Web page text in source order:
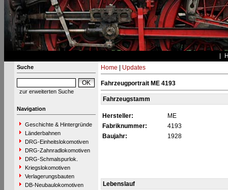
Suche
zur erweiterten Suche
Navigation
Geschichte & Hintergründe
Länderbahnen
DRG-Einheitslokomotiven
DRG-Zahnradlokomotiven
DRG-Schmalspurlok.
Kriegslokomotiven
Verlagerungsbauten
DB-Neubaulokomotiven
Home Updates
Fahrzeugportrait ME 4193
Fahrzeugstamm
Hersteller:
ME
Fabriknummer:
4193
Baujahr:
1928
Lebenslauf